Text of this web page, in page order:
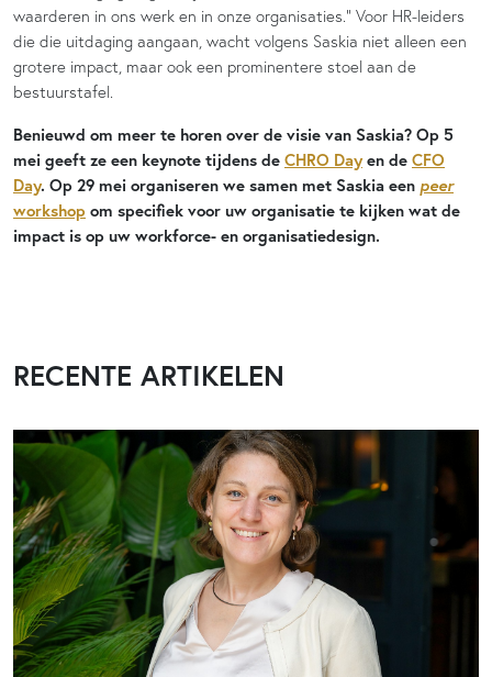
waarderen in ons werk en in onze organisaties.” Voor HR-leiders
die die uitdaging aangaan, wacht volgens Saskia niet alleen een
grotere impact, maar ook een prominentere stoel aan de
bestuurstafel.
Benieuwd om meer te horen over de visie van Saskia? Op 5
mei geeft ze een keynote tijdens de CHRO Dayen de CFO
Day. Op 29 mei organiseren we samen met Saskia een peer
workshop om specifiek voor uw organisatie te kijken wat de
impact is op uw workforce- en organisatiedesign.
RECENTE ARTIKELEN